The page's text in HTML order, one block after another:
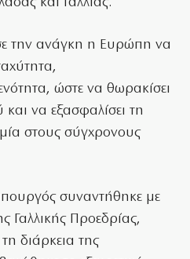
την ανάγκη η Ευρώπη να
ώστε να θωρακίσει
και να εξασφαλίσει τη
στους σύγχρονους
συναντήθηκε με
Γαλλικής Προεδρίας,
διάρκεια της